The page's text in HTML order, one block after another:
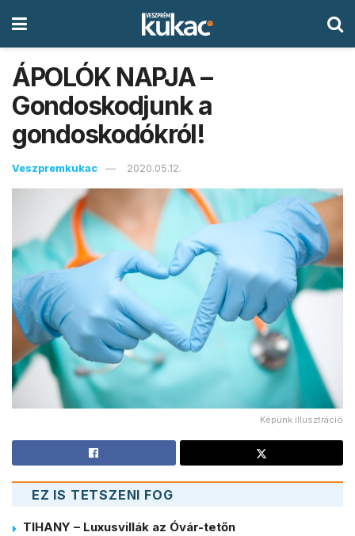
ÁPOLÓK NAPJA –
Gondoskodjunk a
gondoskodókról!
Veszpremkukac 2020.05.12.
Képünk illusztráció
EZ IS TETSZENI FOG
TIHANY – Luxusvillák az Óvár-tetőn